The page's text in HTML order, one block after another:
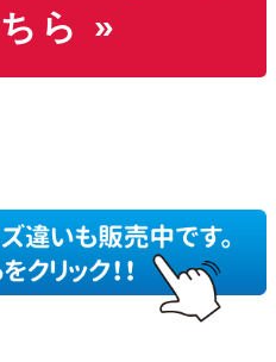
ら »